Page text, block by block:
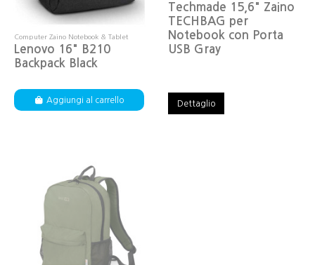
Computer Zaino Notebook & Tablet
Lenovo 16" B210
Backpack Black
Aggiungi al carrello
Techmade 15,6" Zaino
TECHBAG per
Notebook con Porta
USB Gray
Dettaglio